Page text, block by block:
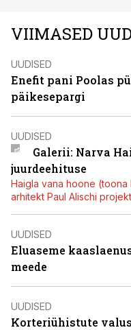
VIIMASED
UUDISED
Enefit pani Poolas
päikesepargi
UUDISED
Galerii: Narva
juurdeehituse
Haigla vana hoone (toona
arhitekt Paul Alischi
UUDISED
Eluaseme
meede
UUDISED
Korteriühistute